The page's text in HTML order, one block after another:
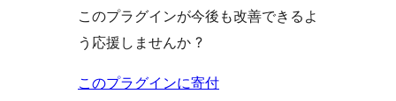
このプラグインが今後も改善できるよ
う応援しませんか ?
このプラグインに寄付